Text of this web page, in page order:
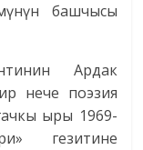
башчысы
Ардак
нече поэзия
ыры 1969-
гезитине